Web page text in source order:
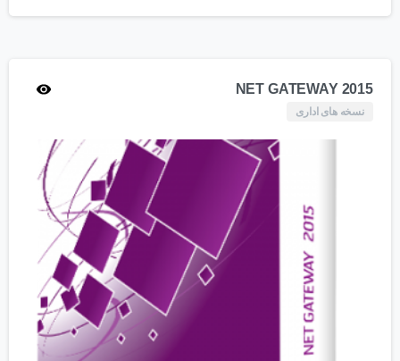
NET GATEWAY 2015
نسخه های اداری